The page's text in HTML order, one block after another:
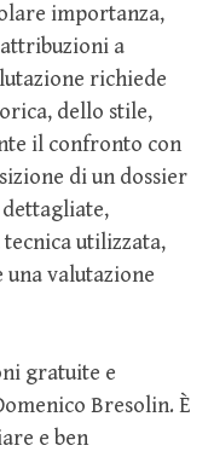
importanza,
a
richiede
dello stile,
il confronto con
di un dossier
utilizzata,
valutazione
gratuite e
Bresolin. È
e ben